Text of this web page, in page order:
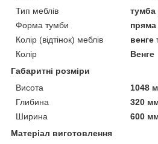
Тип меблів
тумба
Форма тумби
пряма
Колір (відтінок) меблів
венге
Колір
Венге
Габаритні розміри
Висота
1048
Глибина
320
Ширина
600
Матеріал виготовлення